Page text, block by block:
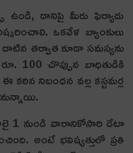
ఉండి, దానిపై మీరు ఫిర్యాదు
ఒకవేళ బ్యాంకులు
దాటిన తర్వాత కూడా సమస్యను
100 చొప్పున బాధితుడికి
కఠిన నిబంధన వల్ల కస్టమర్ల
1 నుండి వారానికోసారి డేటా
అంటే భవిష్యత్తులో ప్రతి